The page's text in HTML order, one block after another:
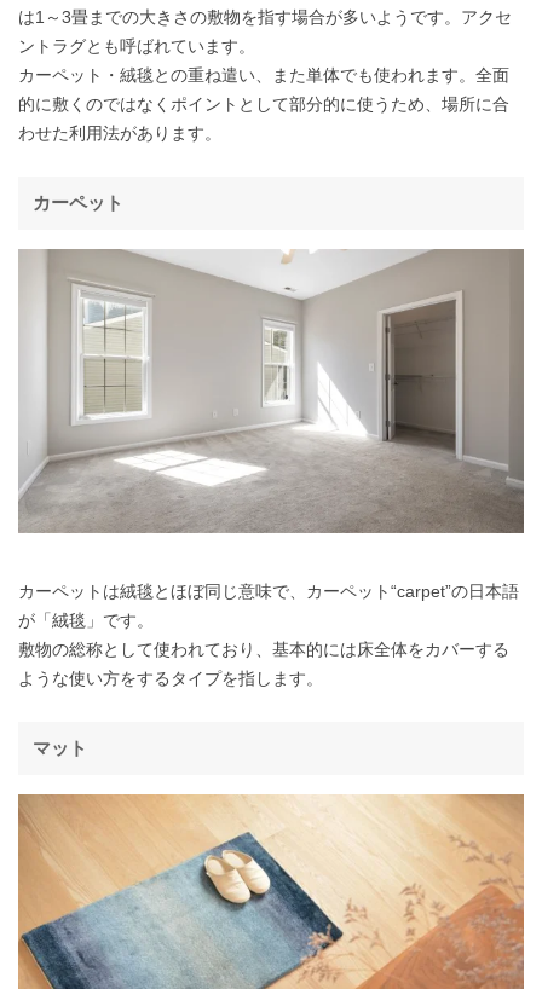
は1～3畳までの大きさの敷物を指す場合が多いようです。アクセ
ントラグとも呼ばれています。
カーペット・絨毯との重ね遣い、また単体でも使われます。全面
的に敷くのではなくポイントとして部分的に使うため、場所に合
わせた利用法があります。
カーペット
カーペットは絨毯とほぼ同じ意味で、カーペット“carpet”の日本語
が「絨毯」です。
敷物の総称として使われており、基本的には床全体をカバーする
ような使い方をするタイプを指します。
マット